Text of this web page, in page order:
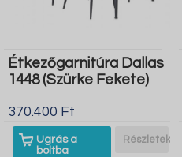
Étkezőgarnitúra Dallas
1448 (Szürke Fekete)
370.400 Ft
Ugrás a
boltba
Részletek